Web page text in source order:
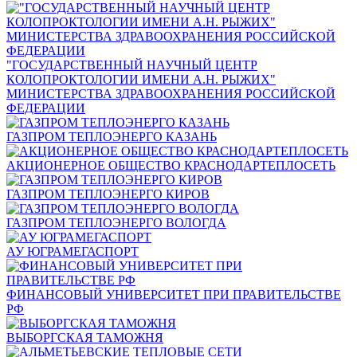
"ГОСУДАРСТВЕННЫЙ НАУЧНЫЙ ЦЕНТР
КОЛОПРОКТОЛОГИИ ИМЕНИ А.Н. РЫЖИХ"
МИНИСТЕРСТВА ЗДРАВООХРАНЕНИЯ РОССИЙСКОЙ
ФЕДЕРАЦИИ
ГАЗПРОМ ТЕПЛОЭНЕРГО КАЗАНЬ
АКЦИОНЕРНОЕ ОБЩЕСТВО КРАСНОДАРТЕПЛОСЕТЬ
ГАЗПРОМ ТЕПЛОЭНЕРГО КИРОВ
ГАЗПРОМ ТЕПЛОЭНЕРГО ВОЛОГДА
АУ ЮГРАМЕГАСПОРТ
ФИНАНСОВЫЙ УНИВЕРСИТЕТ ПРИ ПРАВИТЕЛЬСТВЕ
РФ
ВЫБОРГСКАЯ ТАМОЖНЯ